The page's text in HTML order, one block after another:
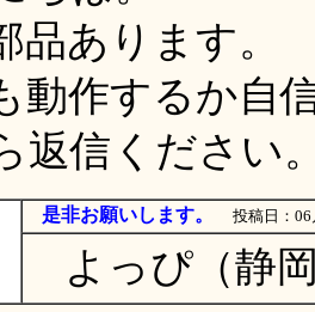
品あります。
動作するか自
返信ください
是非お願いします。 投稿日：06
よっぴ（静